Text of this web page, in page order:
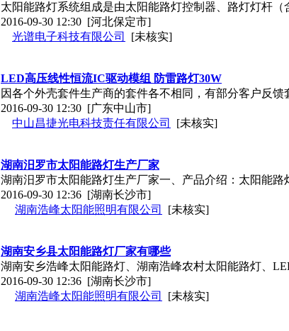
太阳能路灯系统组成是由太阳能路灯控制器、路灯灯杆
2016-09-30 12:30 [河北保定市]
光谱电子科技有限公司
[未核实]
LED高压线性恒流IC驱动模组 防雷路灯30W
因各个外壳套件生产商的套件各不相同，有部分客户反
2016-09-30 12:30 [广东中山市]
中山昌捷光电科技责任有限公司
[未核实]
湖南汨罗市太阳能路灯生产厂家
湖南汨罗市太阳能路灯生产厂家一、产品介绍：太阳能
2016-09-30 12:36 [湖南长沙市]
湖南浩峰太阳能照明有限公司
[未核实]
湖南安乡县太阳能路灯厂家有哪些
湖南安乡浩峰太阳能路灯、湖南浩峰农村太阳能路灯、
2016-09-30 12:36 [湖南长沙市]
湖南浩峰太阳能照明有限公司
[未核实]